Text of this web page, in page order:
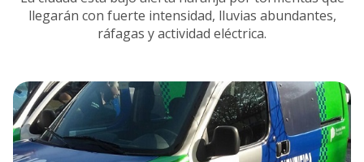
llegarán con fuerte intensidad, lluvias abundantes,
ráfagas y actividad eléctrica.